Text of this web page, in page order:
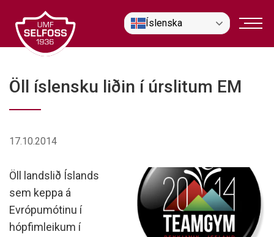
efni
Íslenska
Öll íslensku liðin í úrslitum EM
17.10.2014
Öll landslið Íslands
sem keppa á
Evrópumótinu í
hópfimleikum í